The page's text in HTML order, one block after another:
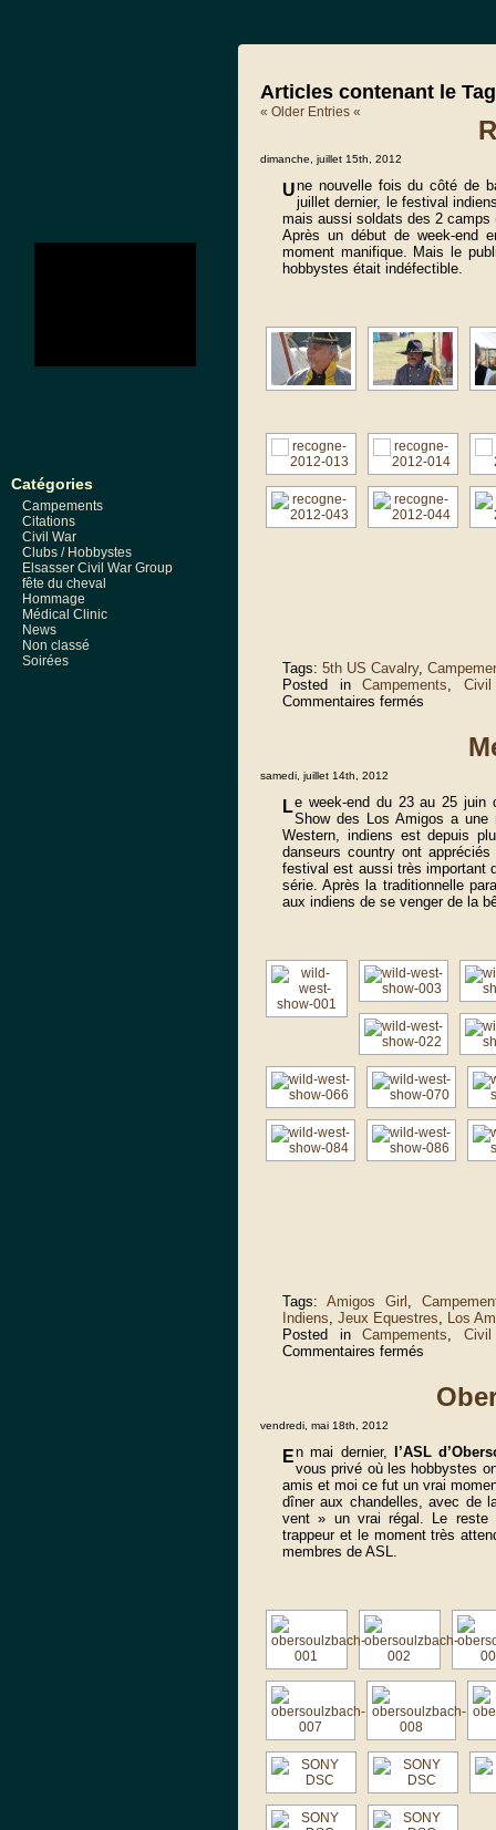
Catégories
Campements
Citations
Civil War
Clubs / Hobbystes
Elsasser Civil War Group
fête du cheval
Hommage
Médical Clinic
News
Non classé
Soirées
Articles contenant le Tag
« Older Entries «
dimanche, juillet 15th, 2012
Une nouvelle fois du côté de
juillet dernier, le festival
mais aussi soldats des 2 camps
Après un début de week-end
moment manifique. Mais le
hobbystes était indéfectible.
Tags: 5th US Cavalry,
Posted inCampements,
Commentaires fermés
samedi, juillet 14th, 2012
Le week-end du 23 au 25 juin
Show des Los Amigos a
Western, indiens est depuis
danseurs country ont
festival est aussi très important
série. Après la traditionnelle
aux indiens de se venger de la
Tags: Amigos Girl ,
Indiens, Jeux Equestres, Los
Posted inCampements,
Commentaires fermés
2012
vendredi, mai 18th, 2012
En mai dernier, l’ASL
vous privé où les hobbystes
amis et moi ce fut un vrai
dîner aux chandelles, avec de
vent » un vrai régal. Le reste
trappeur et le moment très
membres de ASL.